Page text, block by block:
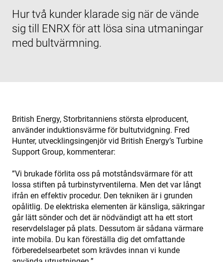
Hur två kunder klarade sig när de vände
sig till ENRX för att lösa sina utmaningar
med bultvärmning.
British Energy, Storbritanniens största elproducent,
använder induktionsvärme för bultutvidgning. Fred
Hunter, utvecklingsingenjör vid British Energy’s Turbine
Support Group, kommenterar:
”Vi brukade förlita oss på motståndsvärmare för att
lossa stiften på turbinstyrventilerna. Men det var långt
ifrån en effektiv procedur. Den tekniken är i grunden
opålitlig. De elektriska elementen är känsliga, säkringar
går lätt sönder och det är nödvändigt att ha ett stort
reservdelslager på plats. Dessutom är sådana värmare
inte mobila. Du kan föreställa dig det omfattande
förberedelsearbetet som krävdes innan vi kunde